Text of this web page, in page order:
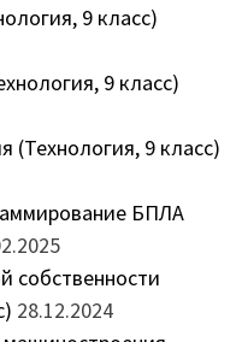
9 класс)
9 класс)
(Технология, 9 класс)
БПЛА
собственности
28.12.2024